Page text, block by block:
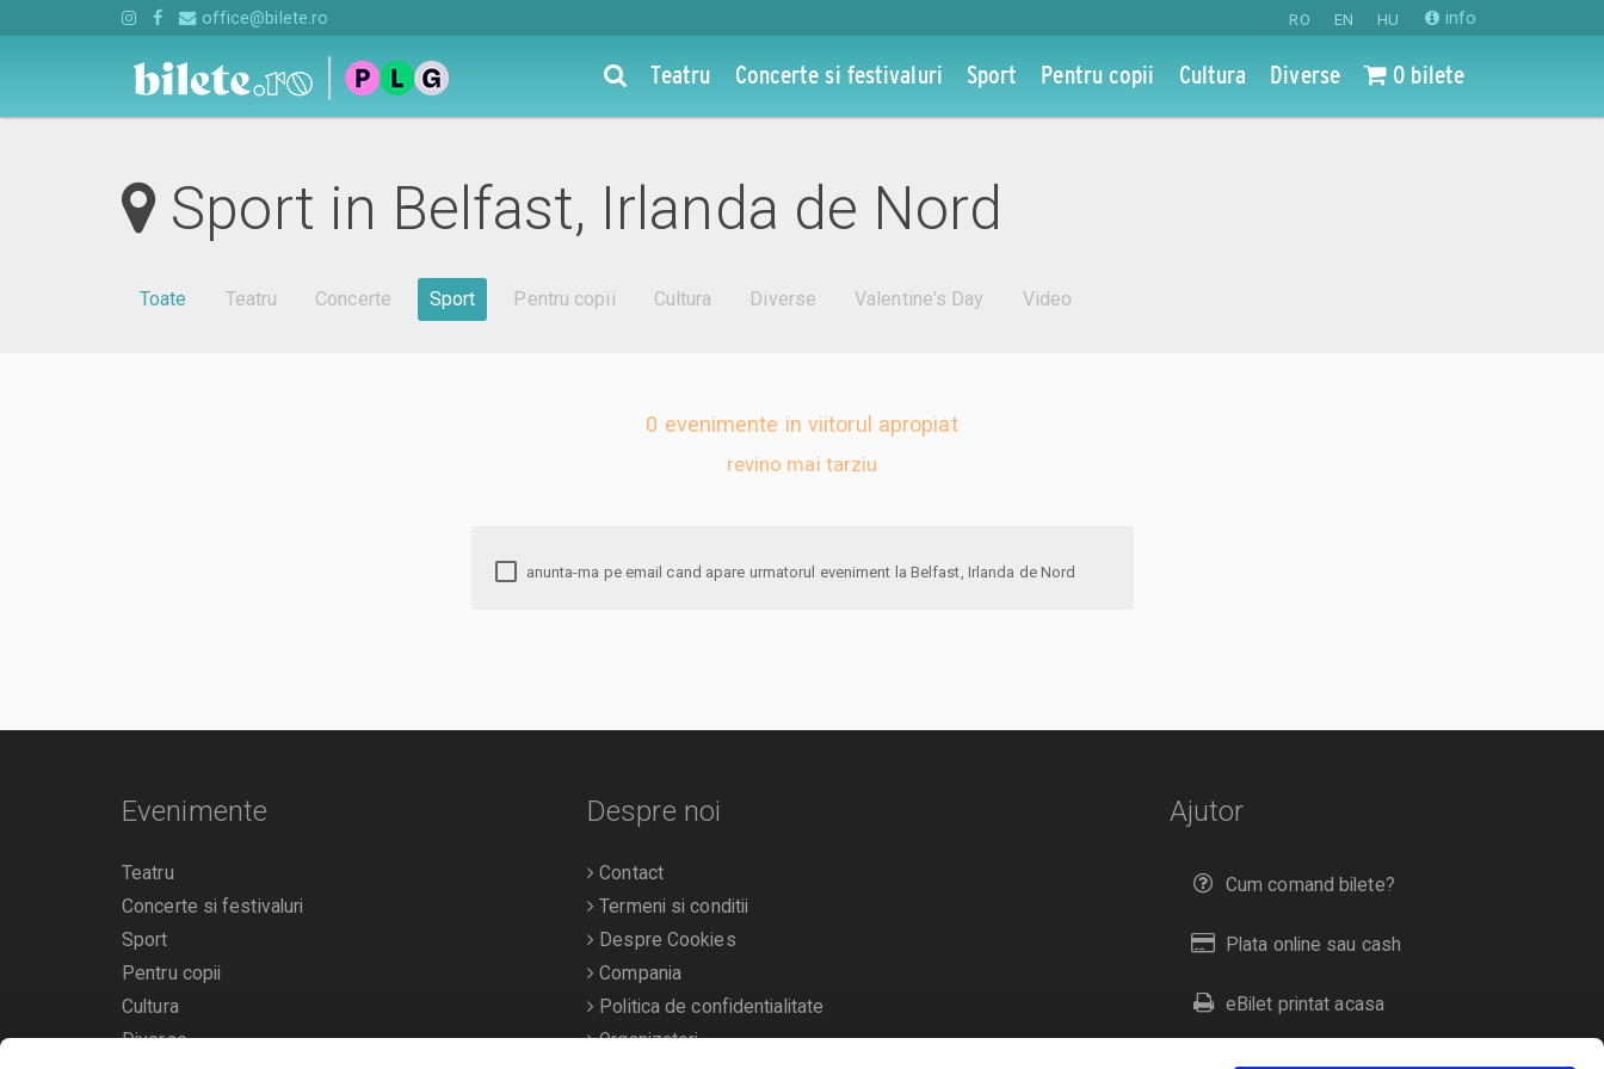
RO EN HU info
office@bilete.ro
Teatru Concerte si festivaluri Sport Pentru copii Cultura Diverse 0 bilete
Sport in Belfast, Irlanda de Nord
Toate Teatru Concerte Sport Pentru copii Cultura Diverse Valentine's Day Video
0 evenimente in viitorul apropiat
revino mai tarziu
anunta-ma pe email cand apare urmatorul eveniment la Belfast, Irlanda de Nord
Ajutor
Cum comand bilete?
Plata online sau cash
eBilet printat acasa
Livrare prin curier
Evenimente
Teatru
Concerte si festivaluri
Sport
Pentru copii
Cultura
Diverse
Despre noi
Contact
Termeni si conditii
Despre Cookies
Compania
Politica de confidentialitate
Organizatori